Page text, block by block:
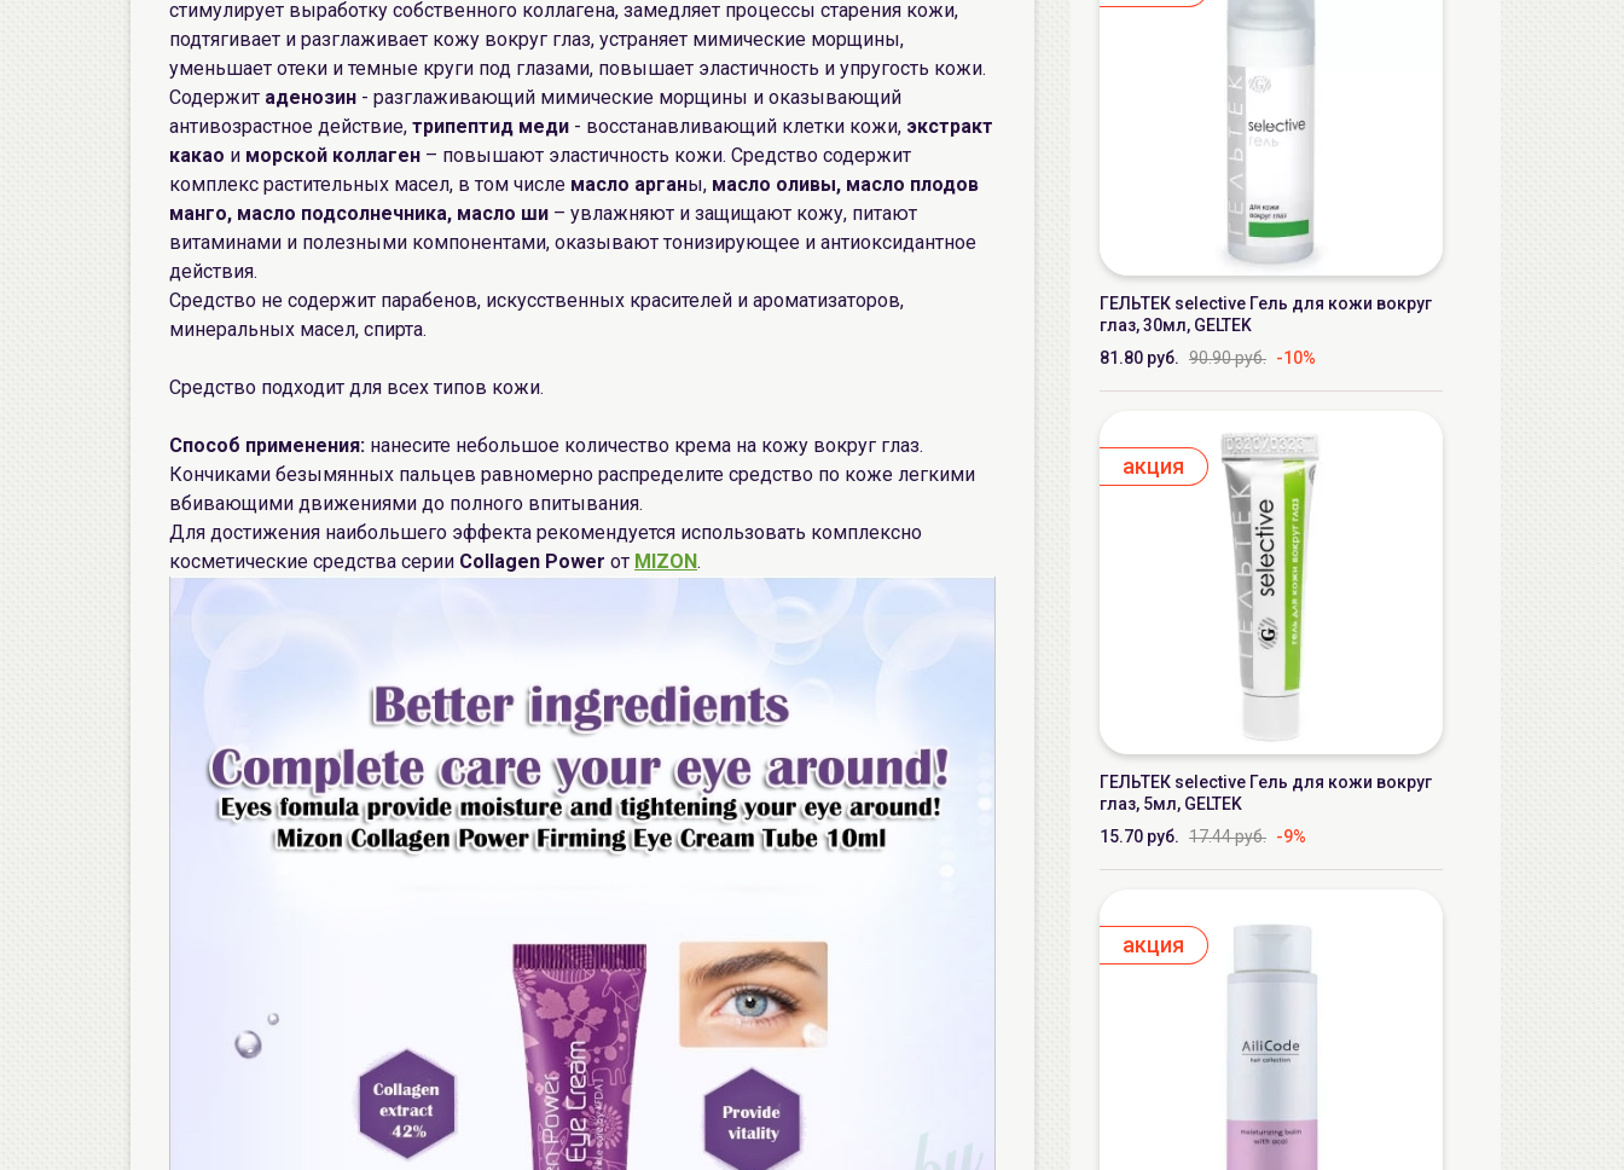
стимулирует выработку собственного коллагена, замедляет процессы старения кожи,
подтягивает и разглаживает кожу вокруг глаз, устраняет мимические морщины,
уменьшает отеки и темные круги под глазами, повышает эластичность и упругость кожи.
Содержит аденозин - разглаживающий мимические морщины и оказывающий
антивозрастное действие, трипептид меди - восстанавливающий клетки кожи, экстракт
какао и морской коллаген – повышают эластичность кожи. Средство содержит
комплекс растительных масел, в том числе масло арганы, масло оливы, масло плодов
манго, масло подсолнечника, масло ши – увлажняют и защищают кожу, питают
витаминами и полезными компонентами, оказывают тонизирующее и антиоксидантное
действия.
Средство не содержит парабенов, искусственных красителей и ароматизаторов,
минеральных масел, спирта.
Средство подходит для всех типов кожи.
Способ применения: нанесите небольшое количество крема на кожу вокруг глаз.
Кончиками безымянных пальцев равномерно распределите средство по коже легкими
вбивающими движениями до полного впитывания.
Для достижения наибольшего эффекта рекомендуется использовать комплексно
косметические средства серии Collagen Power от MIZON.
ГЕЛЬТЕК selective Гель для кожи вокруг
глаз, 30мл, GELTEK
81.80 руб. 90.90 руб. -10%
aкция
ГЕЛЬТЕК selective Гель для кожи вокруг
глаз, 5мл, GELTEK
15.70 руб. 17.44 руб. -9%
aкция